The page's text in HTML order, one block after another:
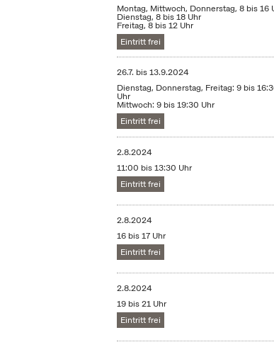
Montag, Mittwoch, Donnerstag, 8 bis 16
Dienstag, 8 bis 18 Uhr
Freitag, 8 bis 12 Uhr
Eintritt frei
26.7. bis13.9.2024
Dienstag, Donnerstag, Freitag: 9 bis
Uhr
Mittwoch: 9 bis 19:30 Uhr
Eintritt frei
2.8.2024
11:00 bis 13:30 Uhr
Eintritt frei
2.8.2024
16 bis 17 Uhr
Eintritt frei
2.8.2024
19 bis 21 Uhr
Eintritt frei